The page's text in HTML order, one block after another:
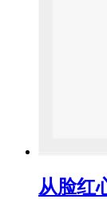
从脸红